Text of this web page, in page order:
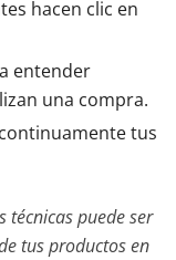
hacen clic en
entender
una compra.
tus
técnicas puede ser
tus productos en